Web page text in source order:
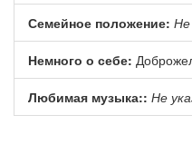
Семейное положение: Не
Немного о себе:
Любимая музыка:: Не